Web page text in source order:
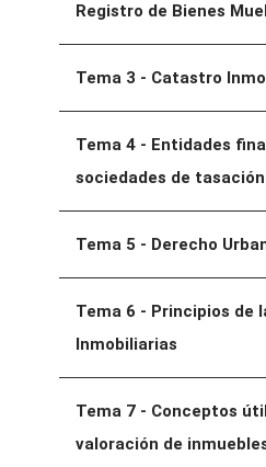
Registro de Bienes
Tema 3 - Catastro
Tema 4 - Entidades
sociedades de tasación
Tema 5 - Derecho
Tema 6 - Principios de
Inmobiliarias
Tema 7 - Conceptos
valoración de